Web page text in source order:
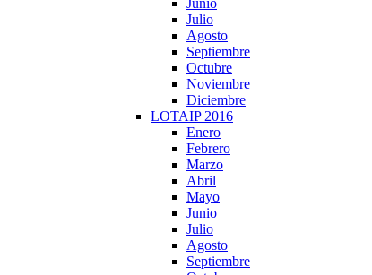
Junio
Julio
Agosto
Septiembre
Octubre
Noviembre
Diciembre
LOTAIP 2016
Enero
Febrero
Marzo
Abril
Mayo
Junio
Julio
Agosto
Septiembre